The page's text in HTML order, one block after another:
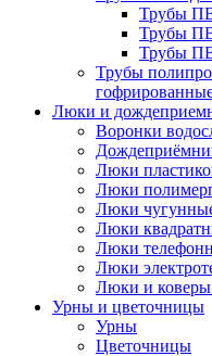
Трубы
Трубы
Трубы
Трубы
Люки и
Воронки
Люки
Люки
Люки
Люки
Люки
Люки
Люки и коверы
Урны и цветочницы
Урны
Цветочницы